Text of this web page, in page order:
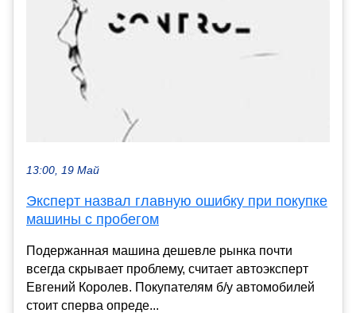
13:00, 19 Май
Эксперт назвал главную ошибку при покупке
машины с пробегом
Подержанная машина дешевле рынка почти
всегда скрывает проблему, считает автоэксперт
Евгений Королев. Покупателям б/у автомобилей
стоит сперва опреде...